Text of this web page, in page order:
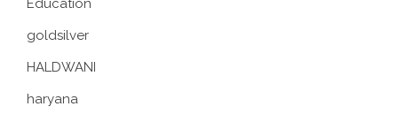
Education
goldsilver
HALDWANI
haryana